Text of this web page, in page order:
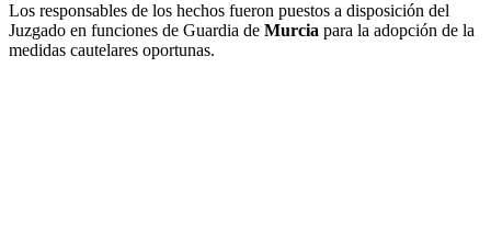
Los responsables de los hechos fueron puestos a disposición del
Juzgado en funciones de Guardia de Murcia para la adopción de la
medidas cautelares oportunas.